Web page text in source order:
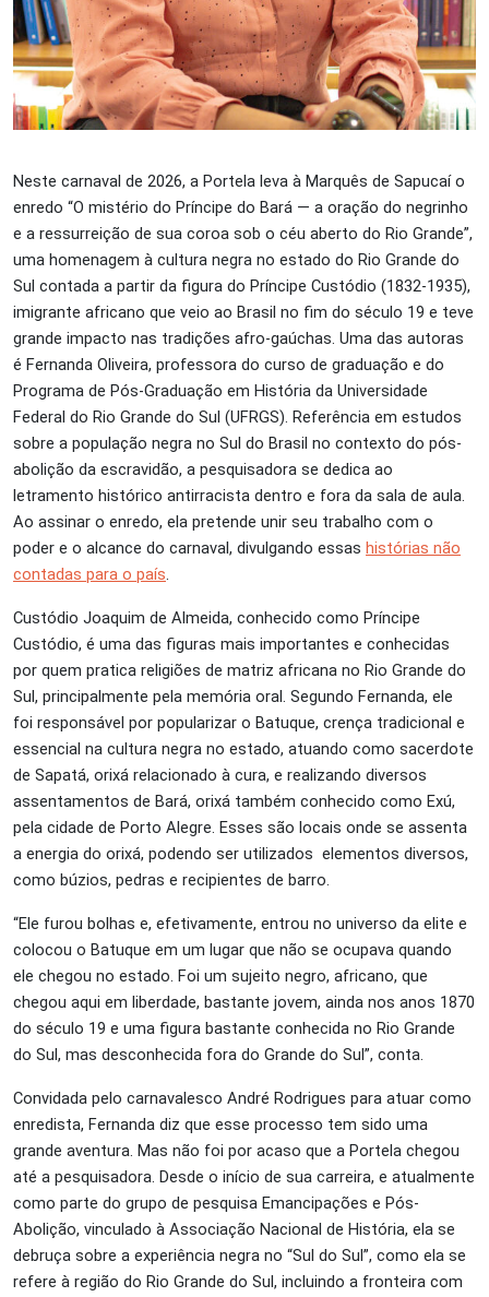
Neste carnaval de 2026, a Portela leva à Marquês de Sapucaí o
enredo “O mistério do Príncipe do Bará — a oração do negrinho
e a ressurreição de sua coroa sob o céu aberto do Rio Grande”,
uma homenagem à cultura negra no estado do Rio Grande do
Sul contada a partir da figura do Príncipe Custódio (1832-1935),
imigrante africano que veio ao Brasil no fim do século 19 e teve
grande impacto nas tradições afro-gaúchas. Uma das autoras
é Fernanda Oliveira, professora do curso de graduação e do
Programa de Pós-Graduação em História da Universidade
Federal do Rio Grande do Sul (UFRGS). Referência em estudos
sobre a população negra no Sul do Brasil no contexto do pós-
abolição da escravidão, a pesquisadora se dedica ao
letramento histórico antirracista dentro e fora da sala de aula.
Ao assinar o enredo, ela pretende unir seu trabalho com o
poder e o alcance do carnaval, divulgando essas histórias não
contadas para o país.
Custódio Joaquim de Almeida, conhecido como Príncipe
Custódio, é uma das figuras mais importantes e conhecidas
por quem pratica religiões de matriz africana no Rio Grande do
Sul, principalmente pela memória oral. Segundo Fernanda, ele
foi responsável por popularizar o Batuque, crença tradicional e
essencial na cultura negra no estado, atuando como sacerdote
de Sapatá, orixá relacionado à cura, e realizando diversos
assentamentos de Bará, orixá também conhecido como Exú,
pela cidade de Porto Alegre. Esses são locais onde se assenta
a energia do orixá, podendo ser utilizados elementos diversos,
como búzios, pedras e recipientes de barro.
“Ele furou bolhas e, efetivamente, entrou no universo da elite e
colocou o Batuque em um lugar que não se ocupava quando
ele chegou no estado. Foi um sujeito negro, africano, que
chegou aqui em liberdade, bastante jovem, ainda nos anos 1870
do século 19 e uma figura bastante conhecida no Rio Grande
do Sul, mas desconhecida fora do Grande do Sul”, conta.
Convidada pelo carnavalesco André Rodrigues para atuar como
enredista, Fernanda diz que esse processo tem sido uma
grande aventura. Mas não foi por acaso que a Portela chegou
até a pesquisadora. Desde o início de sua carreira, e atualmente
como parte do grupo de pesquisa Emancipações e Pós-
Abolição, vinculado à Associação Nacional de História, ela se
debruça sobre a experiência negra no “Sul do Sul”, como ela se
refere à região do Rio Grande do Sul, incluindo a fronteira com